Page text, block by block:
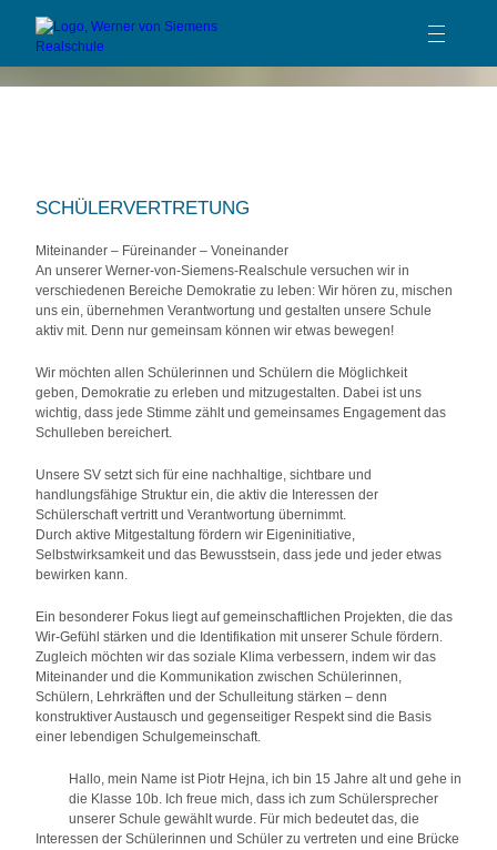
TEAM
SCHULPFLEGSCHAFT
KOOPERATIONSPARTNER
SCHULPROFIL
SCHULLEBEN
BERATUNG
KONTAKT
SCHÜLERVERTRETUNG
Miteinander – Füreinander – Voneinander
An unserer Werner-von-Siemens-Realschule versuchen wir in
verschiedenen Bereiche Demokratie zu leben: Wir hören zu, mischen
uns ein, übernehmen Verantwortung und gestalten unsere Schule
aktiv mit. Denn nur gemeinsam können wir etwas bewegen!
Wir möchten allen Schülerinnen und Schülern die Möglichkeit
geben, Demokratie zu erleben und mitzugestalten. Dabei ist uns
wichtig, dass jede Stimme zählt und gemeinsames Engagement das
Schulleben bereichert.
Unsere SV setzt sich für eine nachhaltige, sichtbare und
handlungsfähige Struktur ein, die aktiv die Interessen der
Schülerschaft vertritt und Verantwortung übernimmt.
Durch aktive Mitgestaltung fördern wir Eigeninitiative,
Selbstwirksamkeit und das Bewusstsein, dass jede und jeder etwas
bewirken kann.
Ein besonderer Fokus liegt aufgemeinschaftlichen Projekten, die das
Wir-Gefühl stärken und die Identifikation mit unserer Schule fördern.
Zugleich möchten wir das soziale Klima verbessern, indem wir das
Miteinander und die Kommunikation zwischen Schülerinnen,
Schülern, Lehrkräften und der Schulleitung stärken – denn
konstruktiver Austausch und gegenseitiger Respekt sind die Basis
einer lebendigen Schulgemeinschaft.
Hallo, mein Name ist Piotr Hejna, ich bin 15 Jahre alt und gehe in
die Klasse 10b. Ich freue mich, dass ich zum Schülersprecher
unserer Schule gewählt wurde. Für mich bedeutet das, die
Interessen der Schülerinnen und Schüler zu vertreten und eine Brücke